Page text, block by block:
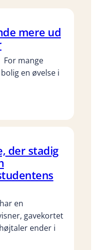
mere ud
For mange
en øvelse i
der stadig
en
gavekortet
ender i